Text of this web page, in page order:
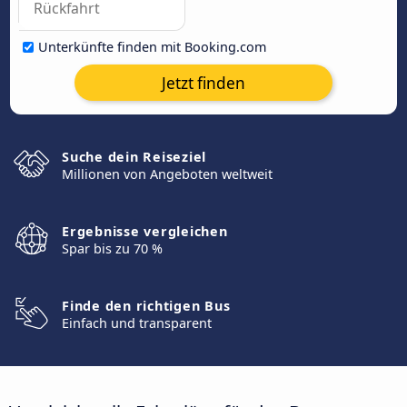
Unterkünfte finden mit Booking.com
Jetzt finden
Suche dein Reiseziel
Millionen von Angeboten weltweit
Ergebnisse vergleichen
Spar bis zu 70 %
Finde den richtigen Bus
Einfach und transparent